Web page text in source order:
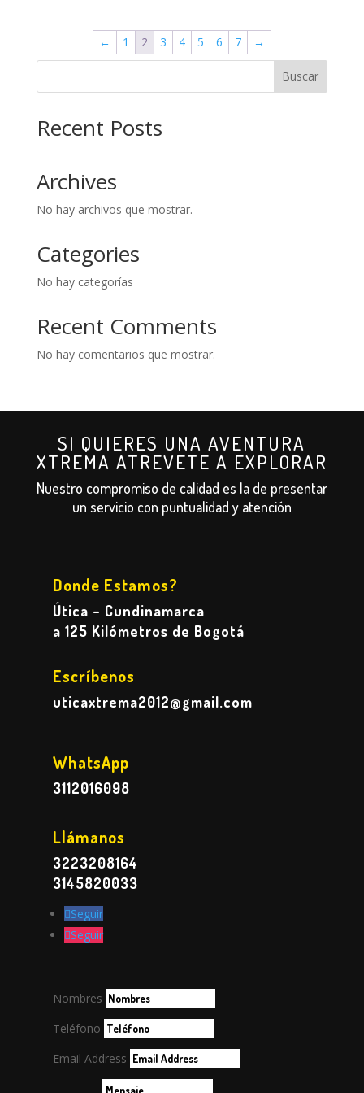
era:
$160,000.
es:
$150,000.
← 1 2 3 4 5 6 7 →
Buscar
Recent Posts
Archives
No hay archivos que mostrar.
Categories
No hay categorías
Recent Comments
No hay comentarios que mostrar.
SI QUIERES UNA AVENTURA
XTREMA ATREVETE A EXPLORAR
Nuestro compromiso de calidad es la de presentar
un servicio con puntualidad y atención
Donde Estamos?
Útica – Cundinamarca
a 125 Kilómetros de Bogotá
Escríbenos
uticaxtrema2012@gmail.com
WhatsApp
3112016098
Llámanos
3223208164
3145820033
Seguir
Seguir
Nombres
Teléfono
Email Address